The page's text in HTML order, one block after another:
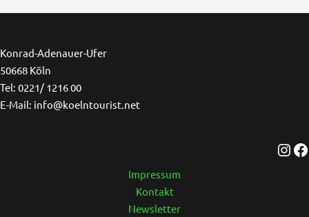
Konrad-Adenauer-Ufer
50668 Köln
Tel: 0221/ 1216 00
E-Mail: info@koelntourist.net
Impressum
Kontakt
Newsletter